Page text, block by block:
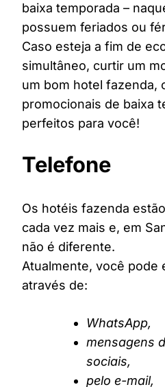
baixa temporada –
possuem feriados ou
Caso esteja a fim de
simultâneo, curtir um
um bom hotel fazenda,
promocionais de baixa
perfeitos para você!
Telefone
Os hotéis fazenda
cada vez mais e, em
não é diferente.
Atualmente, você pode
através de:
WhatsApp,
mensagens
sociais,
pelo e-mail,